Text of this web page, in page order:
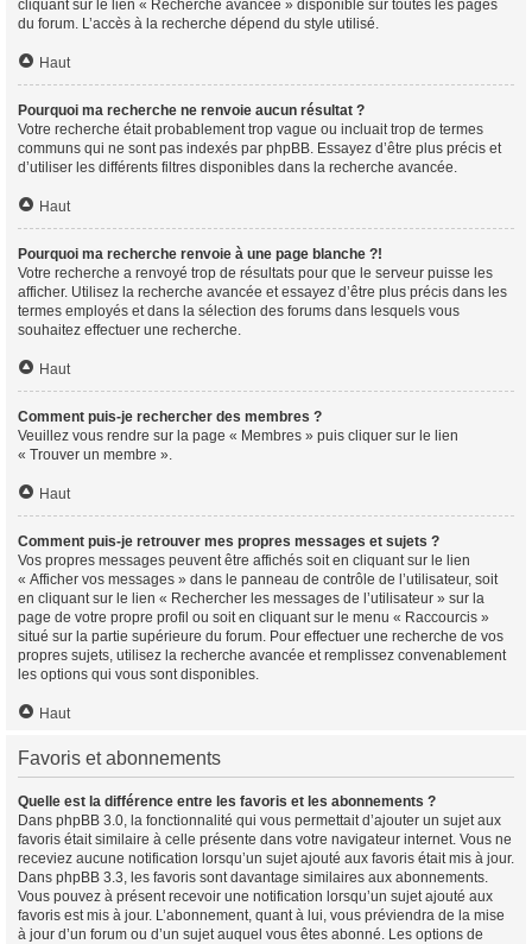
cliquant sur le lien « Recherche avancée » disponible sur toutes les pages
du forum. L’accès à la recherche dépend du style utilisé.
Haut
Pourquoi ma recherche ne renvoie aucun résultat ?
Votre recherche était probablement trop vague ou incluait trop de termes
communs qui ne sont pas indexés par phpBB. Essayez d’être plus précis et
d’utiliser les différents filtres disponibles dans la recherche avancée.
Haut
Pourquoi ma recherche renvoie à une page blanche ?!
Votre recherche a renvoyé trop de résultats pour que le serveur puisse les
afficher. Utilisez la recherche avancée et essayez d’être plus précis dans les
termes employés et dans la sélection des forums dans lesquels vous
souhaitez effectuer une recherche.
Haut
Comment puis-je rechercher des membres ?
Veuillez vous rendre sur la page « Membres » puis cliquer sur le lien
« Trouver un membre ».
Haut
Comment puis-je retrouver mes propres messages et sujets ?
Vos propres messages peuvent être affichés soit en cliquant sur le lien
« Afficher vos messages » dans le panneau de contrôle de l’utilisateur, soit
en cliquant sur le lien « Rechercher les messages de l’utilisateur » sur la
page de votre propre profil ou soit en cliquant sur le menu « Raccourcis »
situé sur la partie supérieure du forum. Pour effectuer une recherche de vos
propres sujets, utilisez la recherche avancée et remplissez convenablement
les options qui vous sont disponibles.
Haut
Favoris et abonnements
Quelle est la différence entre les favoris et les abonnements ?
Dans phpBB 3.0, la fonctionnalité qui vous permettait d’ajouter un sujet aux
favoris était similaire à celle présente dans votre navigateur internet. Vous ne
receviez aucune notification lorsqu’un sujet ajouté aux favoris était mis à jour.
Dans phpBB 3.3, les favoris sont davantage similaires aux abonnements.
Vous pouvez à présent recevoir une notification lorsqu’un sujet ajouté aux
favoris est mis à jour. L’abonnement, quant à lui, vous préviendra de la mise
à jour d’un forum ou d’un sujet auquel vous êtes abonné. Les options de